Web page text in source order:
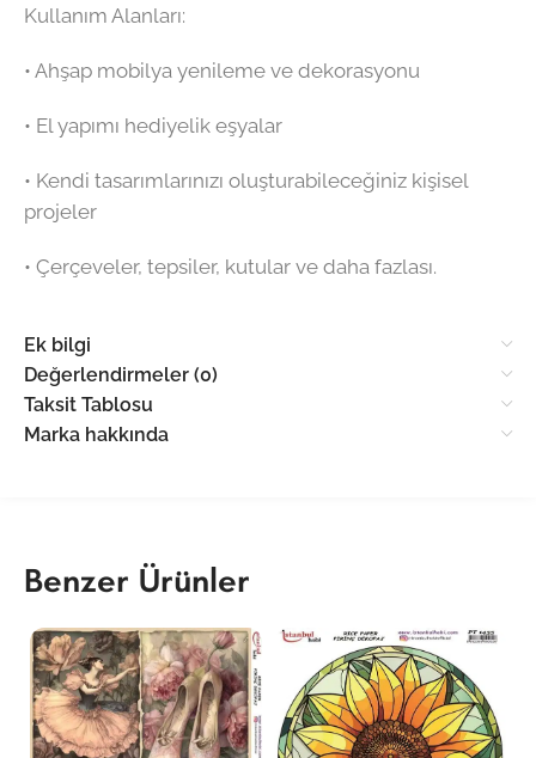
Kullanım Alanları:
•⁠ ⁠Ahşap mobilya yenileme ve dekorasyonu
•⁠ ⁠El yapımı hediyelik eşyalar
•⁠ ⁠Kendi tasarımlarınızı oluşturabileceğiniz kişisel
projeler
•⁠ ⁠Çerçeveler, tepsiler, kutular ve daha fazlası.
Ek bilgi
Değerlendirmeler (0)
Taksit Tablosu
Marka hakkında
Benzer Ürünler